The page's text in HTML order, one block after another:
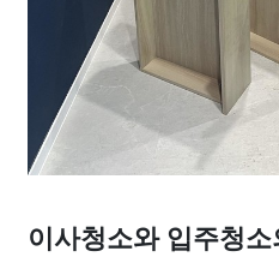
이사청소와 입주청소